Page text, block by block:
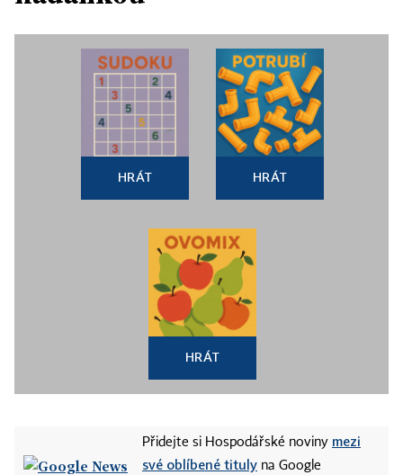
HRÁT HRÁT
HRÁT
Přidejte si Hospodářské noviny mezi
své oblíbené tituly na Google